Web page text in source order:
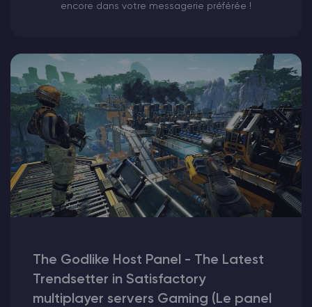
encore dans votre messagerie préférée !
The Godlike Host Panel - The Latest
Trendsetter in Satisfactory
multiplayer servers Gaming (Le panel